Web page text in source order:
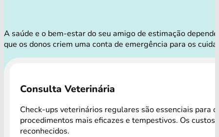
A saúde e o bem-estar do seu amigo de estimação
que os donos criem uma conta de emergência para os
Consulta Veterinária
Check-ups veterinários regulares são essenciais para
procedimentos mais eficazes e tempestivos. Os
reconhecidos.